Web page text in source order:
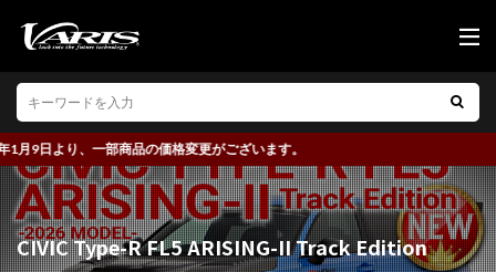
り、一部商品の価格変更がございます。
CIVIC Type-R FL5 ARISING-II Track Edition